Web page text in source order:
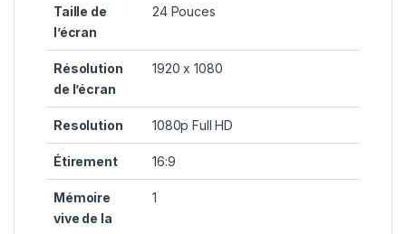
Taille de
l’écran
24 Pouces
Résolution
de l’écran
1920 x 1080
Resolution 1080p Full HD
Étirement 16:9
Mémoire
vive de la
1